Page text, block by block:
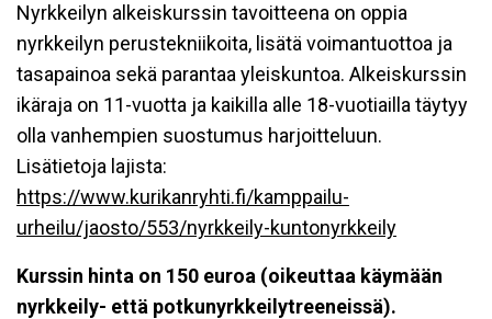
Nyrkkeilyn alkeiskurssin tavoitteena on oppia
nyrkkeilyn perustekniikoita, lisätä voimantuottoa ja
tasapainoa sekä parantaa yleiskuntoa. Alkeiskurssin
ikäraja on 11-vuotta ja kaikilla alle 18-vuotiailla täytyy
olla vanhempien suostumus harjoitteluun.
Lisätietoja lajista:
https://www.kurikanryhti.fi/kamppailu-
urheilu/jaosto/553/nyrkkeily-kuntonyrkkeily
Kurssin hinta on 150 euroa (oikeuttaa käymään
nyrkkeily- että potkunyrkkeilytreeneissä).